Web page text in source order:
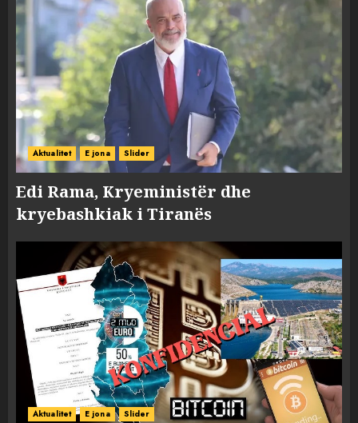
Aktualitet E jona Slider
Edi Rama, Kryeministër dhe
kryebashkiak i Tiranës
Aktualitet E jona Slider